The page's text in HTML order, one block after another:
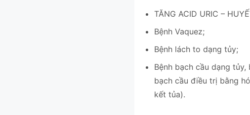
TĂNG ACID URIC –
Bệnh Vaquez;
Bệnh lách to dạng tủy;
Bệnh bạch cầu dạng
bạch cầu điều trị bằng
kết tủa).